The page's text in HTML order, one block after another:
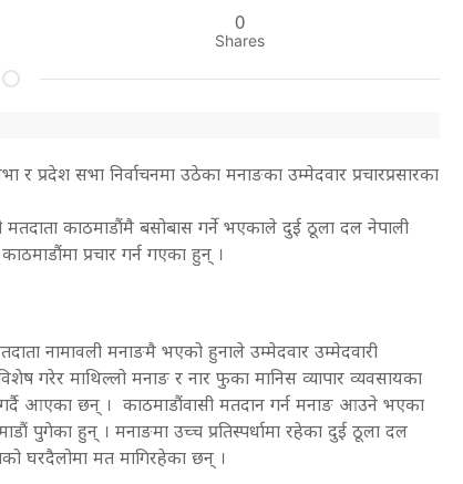
0
Shares
र प्रदेश सभा निर्वाचनमा उठेका मनाङका उम्मेदवार प्रचारप्रसारका
काठमाडौंमै बसोबास गर्ने भएकाले दुई ठूला दल नेपाली
प्रचार गर्न गएका हुन् ।
नामावली मनाङमै भएको हुनाले उम्मेदवार उम्मेदवारी
गरेर माथिल्लो मनाङ र नार फुका मानिस व्यापार व्यवसायका
गर्दै आएका छन् । काठमाडौंवासी मतदान गर्न मनाङ आउने भएका
पुगेका हुन् । मनाङमा उच्च प्रतिस्पर्धामा रहेका दुई ठूला दल
घरदैलोमा मत मागिरहेका छन् ।